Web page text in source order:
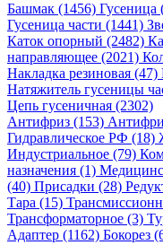
Башмак (1456) Гусеница
Гусеница части (1441)
Каток опорный (2482)
направляющее (2021)
Накладка резиновая (47)
Натяжитель гусеницы
Цепь гусеничная (2302)
Антифриз (153)
Гидравлическое РФ (18)
Индустриальное (79)
назначения (1)
(40) Присадки (28)
Тара (15)
Трансформаторное (3)
Адаптер (1162) Бокорез